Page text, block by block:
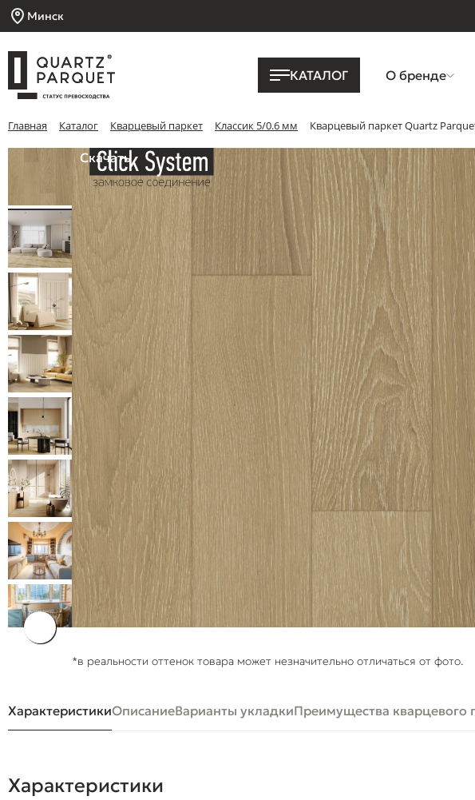
Минск
КАТАЛОГ О бренде
Главная Каталог Кварцевый паркет Классик 5/0.6 мм Кварцевый паркет Quartz
Скачать
*в реальности оттенок товара может незначительно отличаться от фото.
ХарактеристикиОписаниеВарианты укладкиПреимущества кварцевого
Характеристики